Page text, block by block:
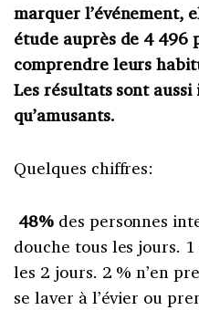
marquer l’événement,
étude auprès de 4 496
comprendre leurs
Les résultats sont aussi
qu’amusants.
Quelques chiffres:
48%des personnes
douche tous les jours.
les 2 jours. 2 % n’en
se laver à l’évier ou